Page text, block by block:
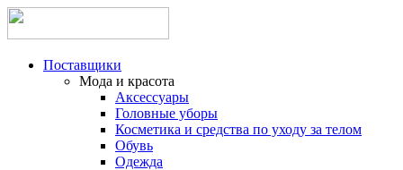
Поставщики
Мода и красота
Аксессуары
Головные уборы
Косметика и средства по уходу за телом
Обувь
Одежда